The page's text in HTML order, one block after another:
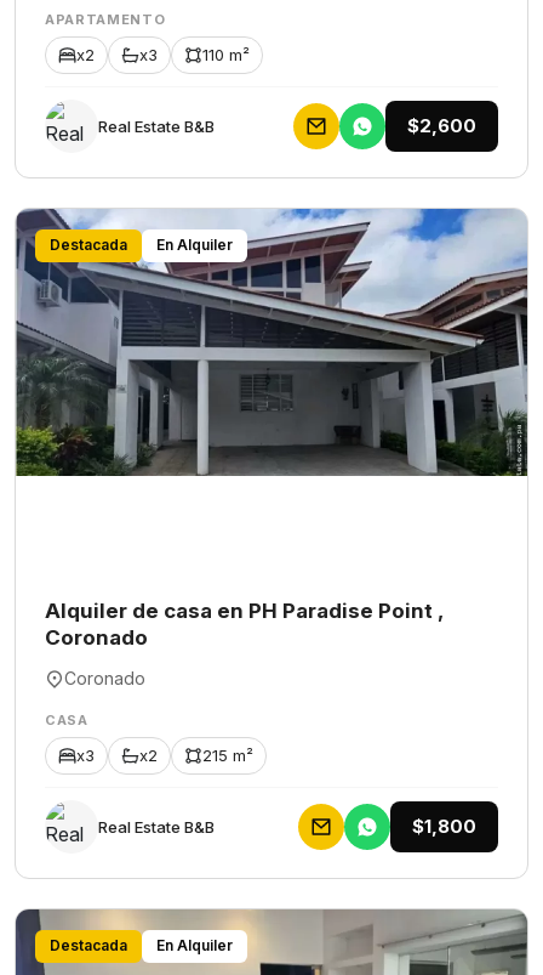
APARTAMENTO
x2 x3 110 m²
Rеаl Еstаtе В&В $2,600
Destacada En Alquiler
Alquiler de casa en PH Paradise Point ,
Coronado
Coronado
CASA
x3 x2 215 m²
Rеаl Еstаtе В&В $1,800
Destacada En Alquiler